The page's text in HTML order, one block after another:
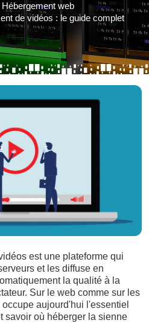
Hébergement web
de vidéos : le guide complet
est une plateforme qui
et les diffuse en
la qualité à la
Sur le web comme sur les
occupe aujourd'hui l'essentiel
savoir où héberger la sienne